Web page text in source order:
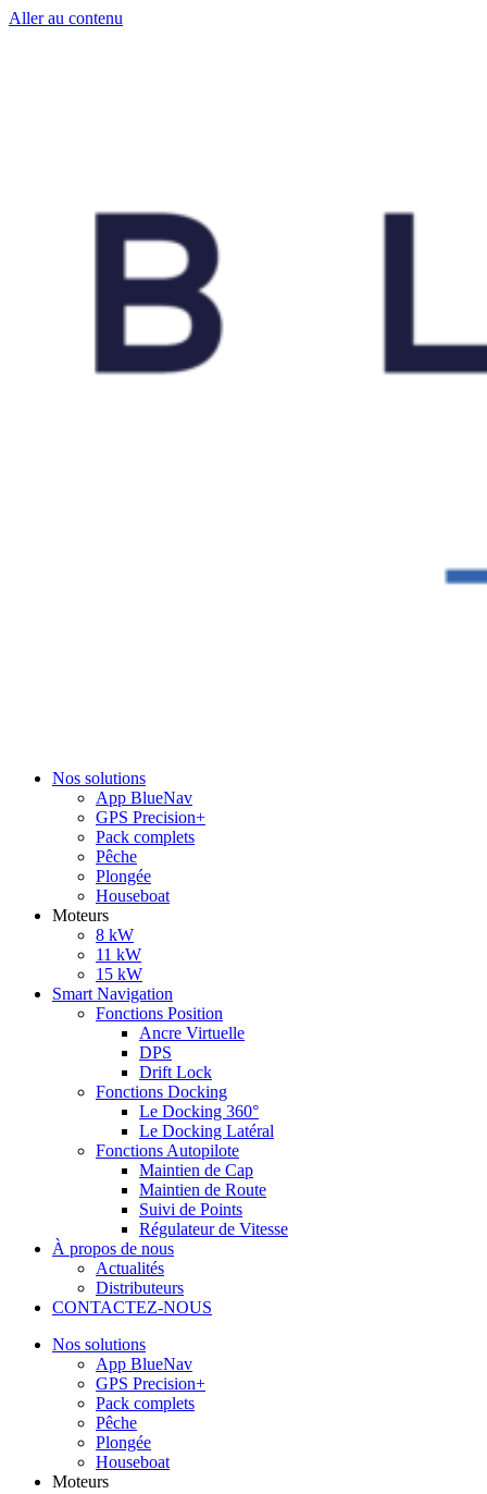
Aller au contenu
Nos solutions
App BlueNav
GPS Precision+
Pack complets
Pêche
Plongée
Houseboat
Moteurs
8 kW
11 kW
15 kW
Smart Navigation
Fonctions Position
Ancre Virtuelle
DPS
Drift Lock
Fonctions Docking
Le Docking 360°
Le Docking Latéral
Fonctions Autopilote
Maintien de Cap
Maintien de Route
Suivi de Points
Régulateur de Vitesse
À propos de nous
Actualités
Distributeurs
CONTACTEZ-NOUS
Nos solutions
App BlueNav
GPS Precision+
Pack complets
Pêche
Plongée
Houseboat
Moteurs